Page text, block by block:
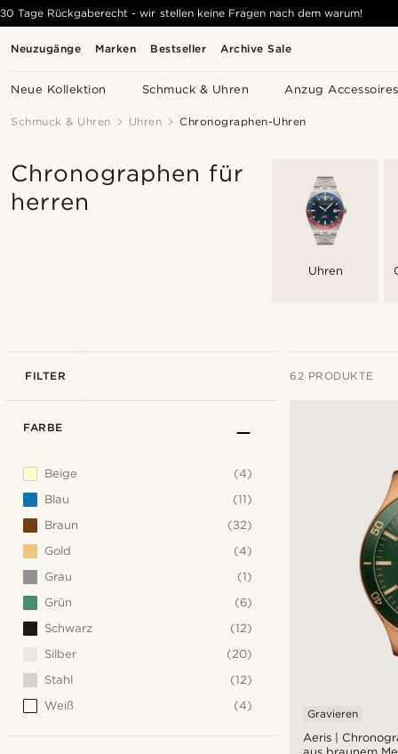
Neuzugänge Marken Bestseller Archive Sale
Neue Kollektion Schmuck & Uhren Anzug Accessoires
30 Tage Rückgaberecht - wir stellen keine Fragen nach dem warum!
Schmuck & Uhren Uhren Chronographen-Uhren
Chronographen für
herren
Uhren
FILTER 62 PRODUKTE
Aeris |
Gravieren
FARBE
Beige
(4)
Blau
(11)
Braun
(32)
Gold
(4)
Grau
(1)
Grün
(6)
Schwarz
(12)
Silber
(20)
Stahl
(12)
Weiß
(4)